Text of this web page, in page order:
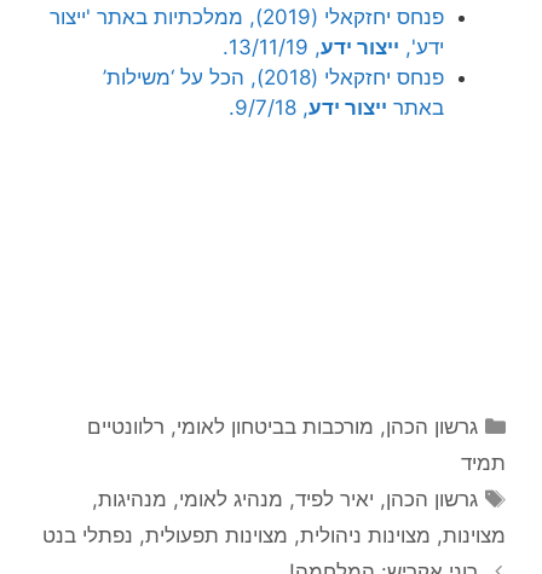
פנחס יחזקאלי (2019), ממלכתיות באתר 'ייצור
ידע', ייצור ידע, 13/11/19.
פנחס יחזקאלי (2018), הכל על ‘משילות’
באתר ייצור ידע, 9/7/18.
קטגוריות
גרשון הכהן, מורכבות בביטחון לאומי, רלוונטיים
תמיד
תגיות
גרשון הכהן, יאיר לפיד, מנהיג לאומי, מנהיגות,
מצוינות, מצוינות ניהולית, מצוינות תפעולית, נפתלי בנט